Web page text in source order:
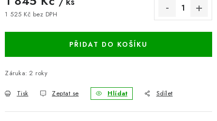
1 525 Kč bez DPH
PŘIDAT DO KOŠÍKU
Záruka: 2 roky
Tisk Zeptat se Hlídat Sdílet